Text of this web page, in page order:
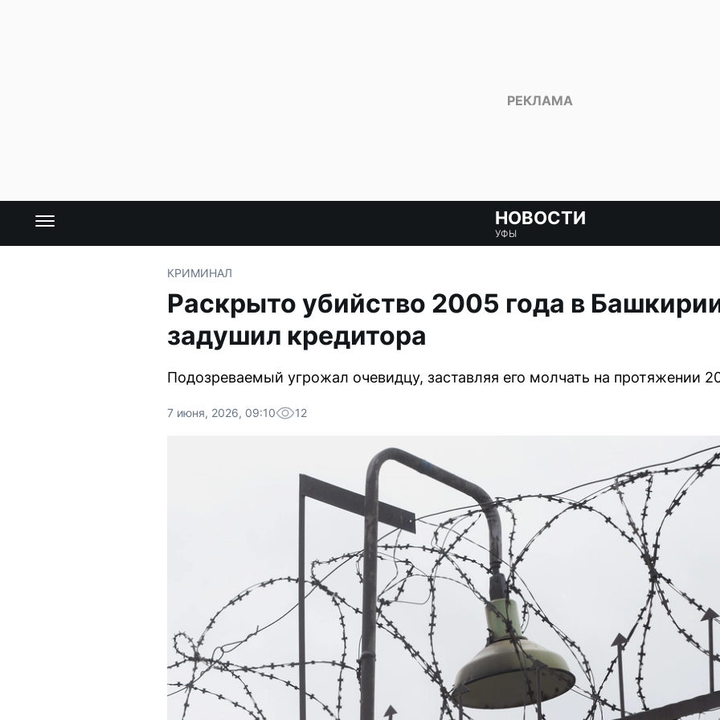
НОВОСТИ
УФЫ
КРИМИНАЛ
Раскрыто убийство 2005 года в
задушил кредитора
Подозреваемый угрожал очевидцу, заставляя его молчать на протяжении
7 июня, 2026, 09:10 12